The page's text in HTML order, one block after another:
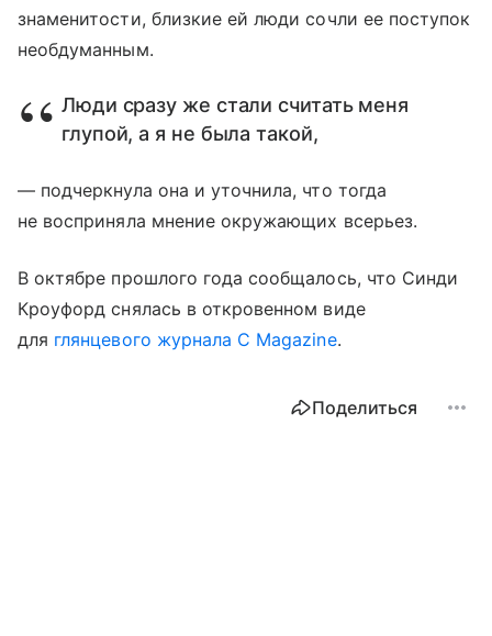
знаменитости, близкие ей люди сочли ее поступок
необдуманным.
Люди сразу же стали считать меня
глупой, а я не была такой,
— подчеркнула она и уточнила, что тогда
не восприняла мнение окружающих всерьез.
В октябре прошлого года сообщалось, что Синди
Кроуфорд снялась в откровенном виде
для глянцевого журнала C Magazine.
Поделиться